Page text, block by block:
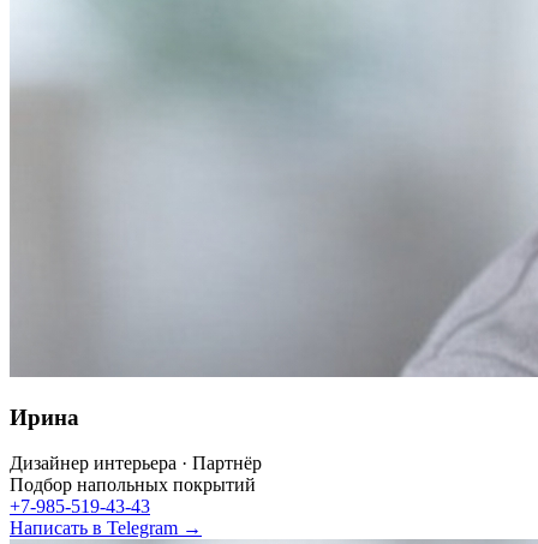
Ирина
Дизайнер интерьера · Партнёр
Подбор напольных покрытий
+7-985-519-43-43
Написать в Telegram →